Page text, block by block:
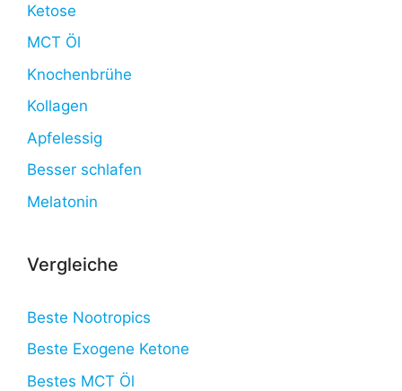
Ketose
MCT Öl
Knochenbrühe
Kollagen
Apfelessig
Besser schlafen
Melatonin
Vergleiche
Beste Nootropics
Beste Exogene Ketone
Bestes MCT Öl